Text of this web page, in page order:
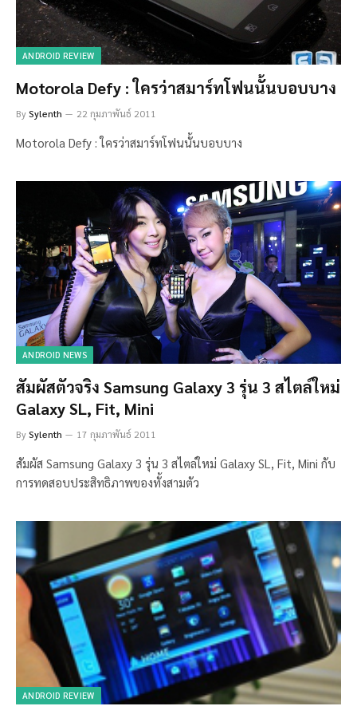
ANDROID REVIEW
Motorola Defy : ใครว่าสมาร์ทโฟนนั้นบอบบาง
BySylenth 22 กุมภาพันธ์ 2011
Motorola Defy : ใครว่าสมาร์ทโฟนนั้นบอบบาง
ANDROID NEWS
สัมผัสตัวจริง Samsung Galaxy 3 รุ่น 3 สไตล์ใหม่
Galaxy SL, Fit, Mini
BySylenth 17 กุมภาพันธ์ 2011
สัมผัส Samsung Galaxy 3 รุ่น 3 สไตล์ใหม่ Galaxy SL, Fit, Mini กับ
การทดสอบประสิทธิภาพของทั้งสามตัว
ANDROID REVIEW